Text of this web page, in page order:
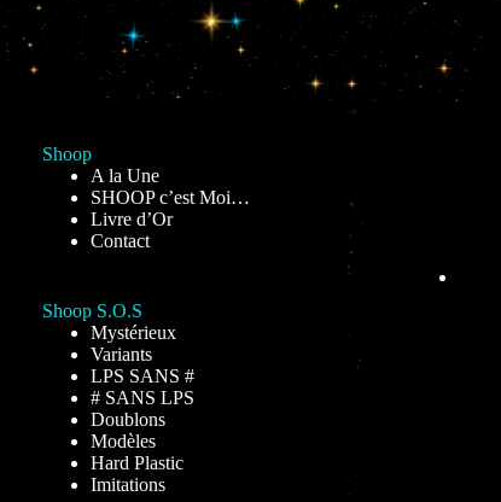
Shoop
A la Une
SHOOP c’est Moi…
Livre d’Or
Contact
Shoop S.O.S
Mystérieux
Variants
LPS SANS #
# SANS LPS
Doublons
Modèles
Hard Plastic
Imitations